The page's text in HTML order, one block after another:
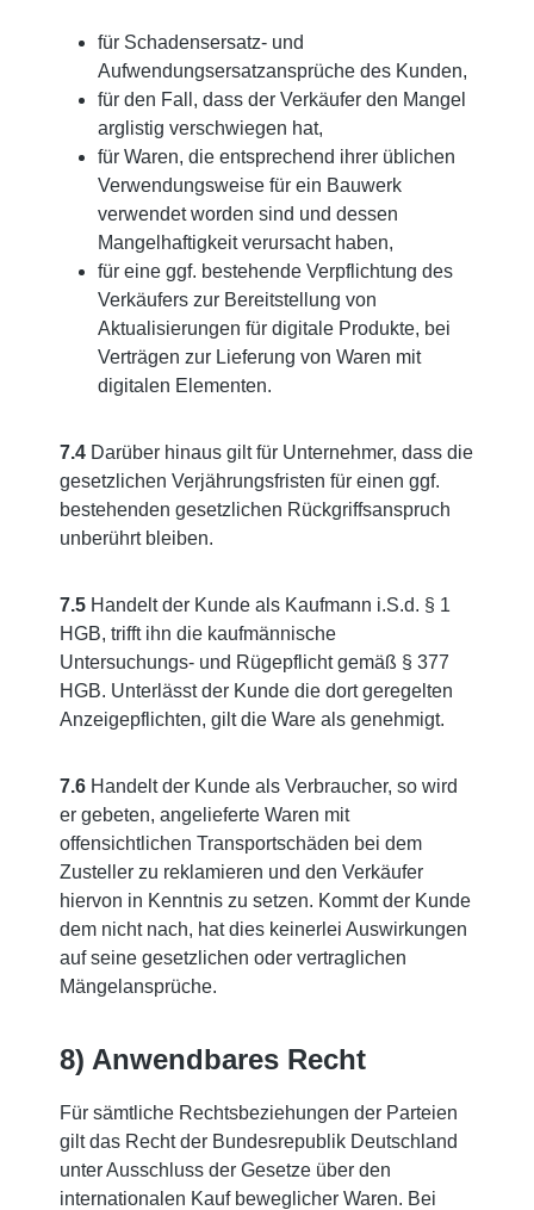
für Schadensersatz- und
Aufwendungsersatzansprüche des Kunden,
für den Fall, dass der Verkäufer den Mangel
arglistig verschwiegen hat,
für Waren, die entsprechend ihrer üblichen
Verwendungsweise für ein Bauwerk
verwendet worden sind und dessen
Mangelhaftigkeit verursacht haben,
für eine ggf. bestehende Verpflichtung des
Verkäufers zur Bereitstellung von
Aktualisierungen für digitale Produkte, bei
Verträgen zur Lieferung von Waren mit
digitalen Elementen.
7.4 Darüber hinaus gilt für Unternehmer, dass die
gesetzlichen Verjährungsfristen für einen ggf.
bestehenden gesetzlichen Rückgriffsanspruch
unberührt bleiben.
7.5 Handelt der Kunde als Kaufmann i.S.d. § 1
HGB, trifft ihn die kaufmännische
Untersuchungs- und Rügepflicht gemäß § 377
HGB. Unterlässt der Kunde die dort geregelten
Anzeigepflichten, gilt die Ware als genehmigt.
7.6 Handelt der Kunde als Verbraucher, so wird
er gebeten, angelieferte Waren mit
offensichtlichen Transportschäden bei dem
Zusteller zu reklamieren und den Verkäufer
hiervon in Kenntnis zu setzen. Kommt der Kunde
dem nicht nach, hat dies keinerlei Auswirkungen
auf seine gesetzlichen oder vertraglichen
Mängelansprüche.
8) Anwendbares Recht
Für sämtliche Rechtsbeziehungen der Parteien
gilt das Recht der Bundesrepublik Deutschland
unter Ausschluss der Gesetze über den
internationalen Kauf beweglicher Waren. Bei